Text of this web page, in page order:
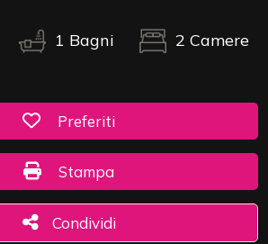
1 Bagni 2 Camere
Preferiti: Cod. 125/T
Preferiti
Stampa: Cod. 125/T
Stampa
Condividi
Condividi